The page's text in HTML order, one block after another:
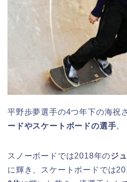
平野歩夢選手の4つ年下の海祝
ードやスケートボードの選手。
スノーボードでは2018年のジ
に輝き、スケートボードでは